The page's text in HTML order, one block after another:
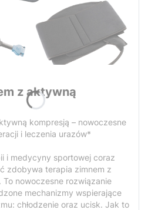
z aktywną
kompresją – nowoczesne
i leczenia urazów*
i medycyny sportowej coraz
zdobywa terapia zimnem z
nowoczesne rozwiązanie
mechanizmy wspierające
chłodzenie oraz ucisk. Jak to